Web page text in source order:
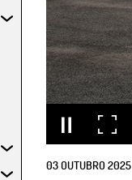
03OUTUBRO2025